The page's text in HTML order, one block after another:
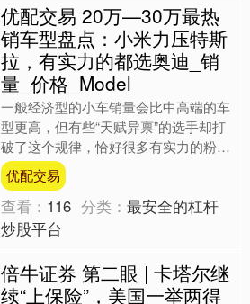
优配交易 20万—30万最热
销车型盘点：小米力压特斯
拉，有实力的都选奥迪_销
量_价格_Model
一般经济型的小车销量会比中高端的车
型更高，但有些“天赋异禀”的选手却打
破了这个规律，恰好很多有实力的粉丝
说想看看20万以上的车型有哪些值得
买？那今天就盘点一下实....
优配交易
查看： 116 分类：最安全的杠杆
炒股平台
倍牛证券 第二眼 | 卡塔尔继
续“上保险”，美国一举两得